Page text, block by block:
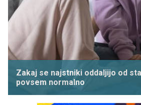
Zakaj se najstniki oddaljijo od
povsem normalno